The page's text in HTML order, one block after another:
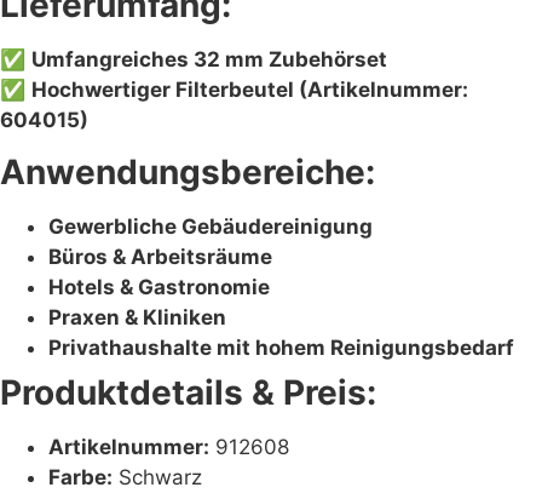
✅ Umfangreiches 32 mm Zubehörset
✅ Hochwertiger Filterbeutel (Artikelnummer:
604015)
Anwendungsbereiche:
Gewerbliche Gebäudereinigung
Büros & Arbeitsräume
Hotels & Gastronomie
Praxen & Kliniken
Privathaushalte mit hohem Reinigungsbedarf
Produktdetails & Preis:
Artikelnummer: 912608
Farbe: Schwarz